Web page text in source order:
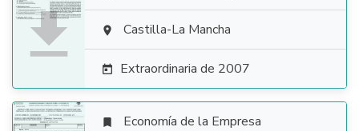
  Castilla-La Mancha
 Extraordinaria de 2007
 Economía de la Empresa